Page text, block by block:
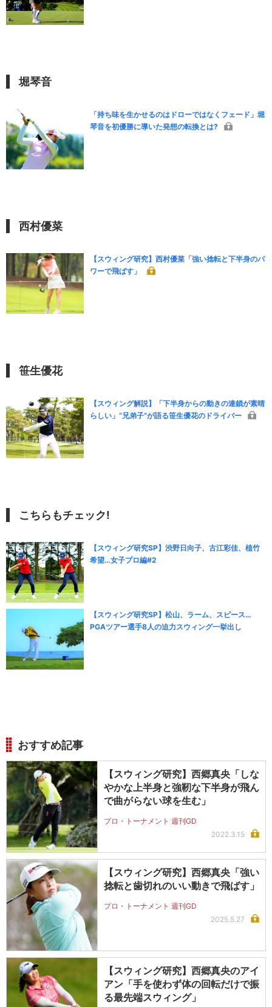
堀琴音
「持ち味を生かせるのはドローではなくフェード」堀
琴音を初優勝に導いた発想の転換とは?
西村優菜
【スウィング研究】西村優菜「強い捻転と下半身のパ
ワーで飛ばす」
笹生優花
【スウィング解説】「下半身からの動きの連鎖が素晴
らしい」“兄弟子”が語る笹生優花のドライバー
こちらもチェック!
【スウィング研究SP】渋野日向子、古江彩佳、植竹
希望…女子プロ編#2
【スウィング研究SP】松山、ラーム、スピース…
PGAツアー選手8人の迫力スウィング一挙出し
おすすめ記事
【スウィング研究】西郷真央「しな
やかな上半身と強靭な下半身が飛ん
で曲がらない球を生む」
プロ・トーナメント 週刊GD
2022.3.15
【スウィング研究】西郷真央「強い
捻転と歯切れのいい動きで飛ばす」
プロ・トーナメント 週刊GD
2025.5.27
【スウィング研究】西郷真央のアイ
アン「手を使わず体の回転だけで振
る最先端スウィング」